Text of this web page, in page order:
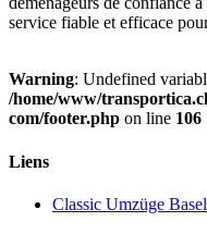
service fiable et efficace
Warning: Undefined
/home/www/
com/footer.php on line 106
Liens
Classic Umzüge Basel